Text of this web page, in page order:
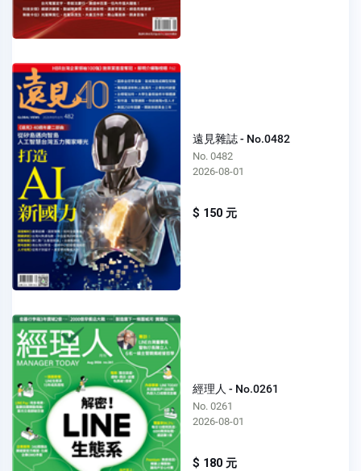
遠見雜誌 - No.0482
No. 0482
2026-08-01
$ 150 元
經理人 - No.0261
No. 0261
2026-08-01
$ 180 元